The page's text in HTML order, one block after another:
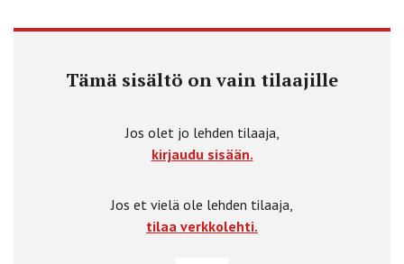
Tämä sisältö on vain tilaajille
Jos olet jo lehden tilaaja,
kirjaudu sisään.
Jos et vielä ole lehden tilaaja,
tilaa verkkolehti.